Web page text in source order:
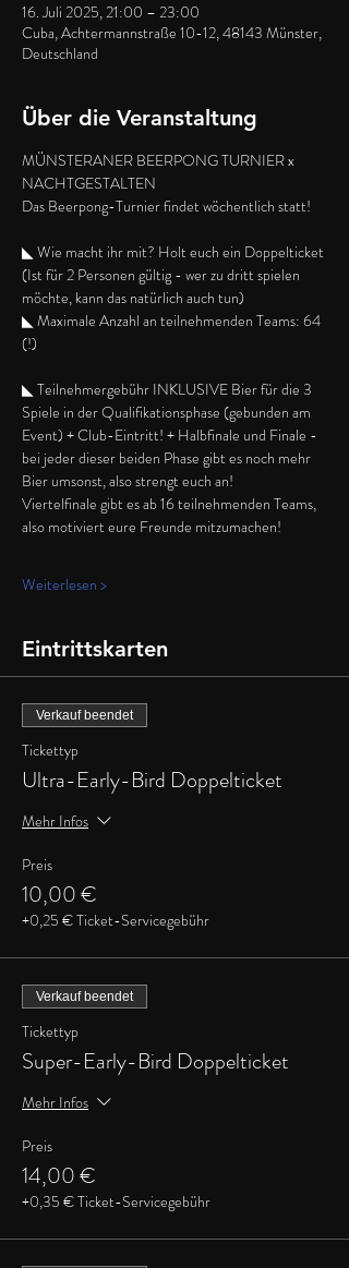
16. Juli 2025, 21:00 – 23:00
Cuba, Achtermannstraße 10-12, 48143 Münster,
Deutschland
Über die Veranstaltung
MÜNSTERANER BEERPONG TURNIER x
NACHTGESTALTEN
Das Beerpong-Turnier findet wöchentlich statt!
◣ Wie macht ihr mit? Holt euch ein Doppelticket
(Ist für 2 Personen gültig - wer zu dritt spielen
möchte, kann das natürlich auch tun)
◣ Maximale Anzahl an teilnehmenden Teams: 64
(!)
◣ Teilnehmergebühr INKLUSIVE Bier für die 3
Spiele in der Qualifikationsphase (gebunden am
Event) + Club-Eintritt! + Halbfinale und Finale -
bei jeder dieser beiden Phase gibt es noch mehr
Bier umsonst, also strengt euch an!
Viertelfinale gibt es ab 16 teilnehmenden Teams,
also motiviert eure Freunde mitzumachen!
Weiterlesen >
Eintrittskarten
Verkauf beendet
Tickettyp
Ultra-Early-Bird Doppelticket
Mehr Infos
Preis
10,00 €
+0,25 € Ticket-Servicegebühr
Verkauf beendet
Tickettyp
Super-Early-Bird Doppelticket
Mehr Infos
Preis
14,00 €
+0,35 € Ticket-Servicegebühr